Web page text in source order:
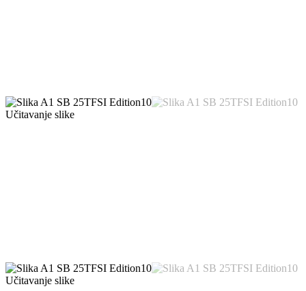
Učitavanje slike
Učitavanje slike